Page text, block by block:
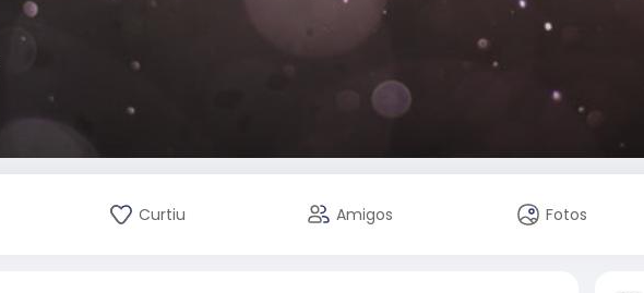
Curtiu Amigos Fotos